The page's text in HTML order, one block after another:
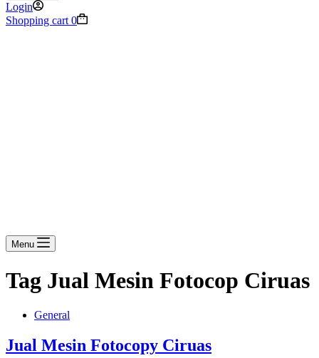
Login
Shopping cart 0
Menu
Tag Jual Mesin Fotocop Ciruas
General
Jual Mesin Fotocopy Ciruas